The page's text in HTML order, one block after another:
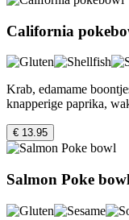
California
Krab, edamame
knapperige paprika,
€ 13.95
Salmon Poke bowl